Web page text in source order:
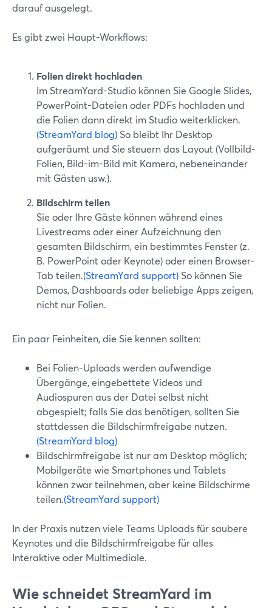
darauf ausgelegt.
Es gibt zwei Haupt-Workflows:
Folien direkt hochladen
Im StreamYard-Studio können Sie Google Slides,
PowerPoint-Dateien oder PDFs hochladen und
die Folien dann direkt im Studio weiterklicken.
(StreamYard blog) So bleibt Ihr Desktop
aufgeräumt und Sie steuern das Layout (Vollbild-
Folien, Bild-im-Bild mit Kamera, nebeneinander
mit Gästen usw.).
Bildschirm teilen
Sie oder Ihre Gäste können während eines
Livestreams oder einer Aufzeichnung den
gesamten Bildschirm, ein bestimmtes Fenster (z.
B. PowerPoint oder Keynote) oder einen Browser-
Tab teilen.(StreamYard support) So können Sie
Demos, Dashboards oder beliebige Apps zeigen,
nicht nur Folien.
Ein paar Feinheiten, die Sie kennen sollten:
Bei Folien-Uploads werden aufwendige
Übergänge, eingebettete Videos und
Audiospuren aus der Datei selbst nicht
abgespielt; falls Sie das benötigen, sollten Sie
stattdessen die Bildschirmfreigabe nutzen.
(StreamYard blog)
Bildschirmfreigabe ist nur am Desktop möglich;
Mobilgeräte wie Smartphones und Tablets
können zwar teilnehmen, aber keine Bildschirme
teilen.(StreamYard support)
In der Praxis nutzen viele Teams Uploads für saubere
Keynotes und die Bildschirmfreigabe für alles
Interaktive oder Multimediale.
Wie schneidet StreamYard im